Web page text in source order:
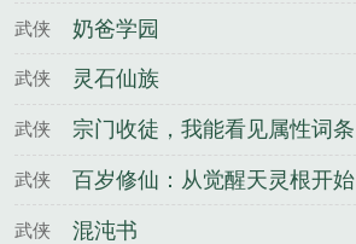
武侠 奶爸学园
武侠 灵石仙族
武侠 宗门收徒，我能看见属性词条
武侠 百岁修仙：从觉醒天灵根开始
武侠 混沌书